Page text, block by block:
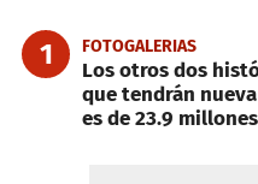
1 FOTOGALERIAS
Los otros dos
que tendrán
es de 23.9